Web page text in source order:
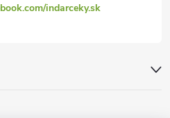
indarceky.sk